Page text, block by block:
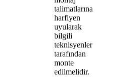
talimatlarına
harfiyen
uyularak
bilgili
teknisyenler
tarafından
monte
edilmelidir.